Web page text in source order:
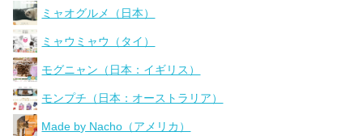
ミャオグルメ（日本）
ミャウミャウ（タイ）
モグニャン（日本：イギリス）
モンプチ（日本：オーストラリア）
Made by Nacho（アメリカ）